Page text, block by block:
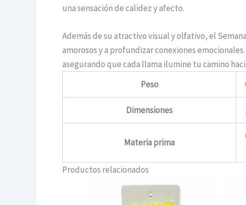
una sensación de calidez y afecto.
Además de su atractivo visual y olfativo, el
amorosos y a profundizar conexiones emocionales.
asegurando que cada llama ilumine tu camino
Peso
Dimensiones
Materia prima
Productos relacionados